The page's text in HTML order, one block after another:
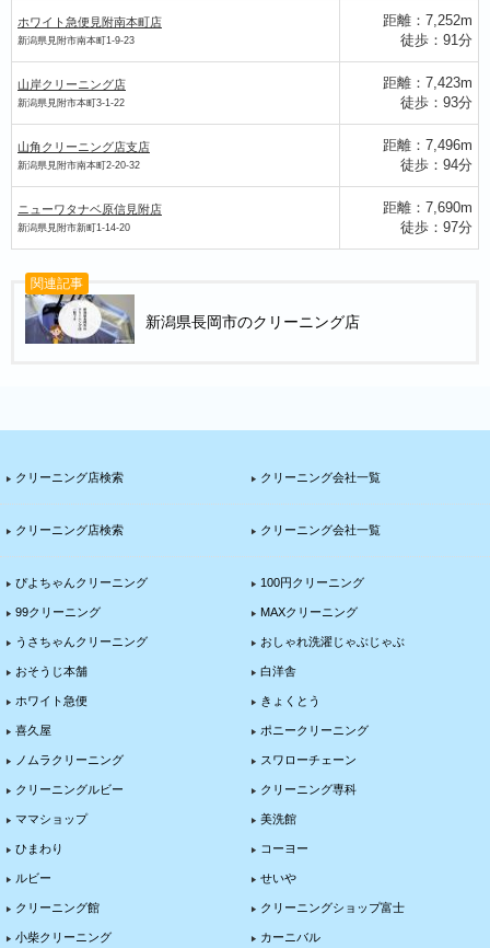
ニング店
ニューワタナベ原信栃尾店
ホワイト急便見附南本町店
新潟県見附市南本町1-9-23
距離：7,252m
徒歩：91分
山岸クリーニング店
新潟県見附市本町3-1-22
距離：7,423m
徒歩：93分
山角クリーニング店支店
新潟県見附市南本町2-20-32
距離：7,496m
徒歩：94分
ニューワタナベ原信見附店
新潟県見附市新町1-14-20
距離：7,690m
徒歩：97分
関連記事
新潟県長岡市のクリーニング店
クリーニング店検索 クリーニング会社一覧
クリーニング店検索 クリーニング会社一覧
ぴよちゃんクリーニング 100円クリーニング
99クリーニング MAXクリーニング
うさちゃんクリーニング おしゃれ洗濯じゃぶじゃぶ
おそうじ本舗 白洋舎
ホワイト急便 きょくとう
喜久屋 ポニークリーニング
ノムラクリーニング スワローチェーン
クリーニングルビー クリーニング専科
ママショップ 美洗館
ひまわり コーヨー
ルビー せいや
クリーニング館 クリーニングショップ富士
小柴クリーニング カーニバル